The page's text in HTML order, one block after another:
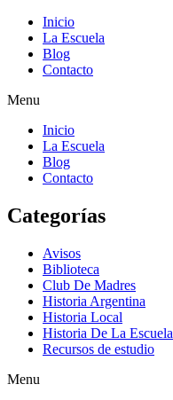
Inicio
La Escuela
Blog
Contacto
Menu
Inicio
La Escuela
Blog
Contacto
Categorías
Avisos
Biblioteca
Club De Madres
Historia Argentina
Historia Local
Historia De La Escuela
Recursos de estudio
Menu